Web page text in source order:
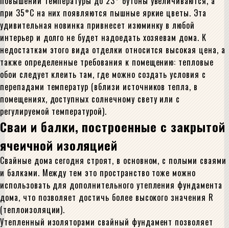
при 35°С на них появляются пышные яркие цветы. Эта
удивительная новинка привнесет изюминку в любой
интерьер и долго не будет надоедать хозяевам дома. К
недостаткам этого вида отделки относится высокая цена, а
также определенные требования к помещению: тепловые
обои следует клеить там, где можно создать условия с
перепадами температур (вблизи источников тепла, в
помещениях, доступных солнечному свету или с
регулируемой температурой).
Сваи и балки, построенные с закрытой
ячеичной изоляцией
Свайные дома сегодня строят, в основном, с полыми сваями
и балками. Между тем это пространство тоже можно
использовать для дополнительного утепления фундамента
дома, что позволяет достичь более высокого значения R
(теплоизоляции).
Утепленный изоляторами свайный фундамент позволяет